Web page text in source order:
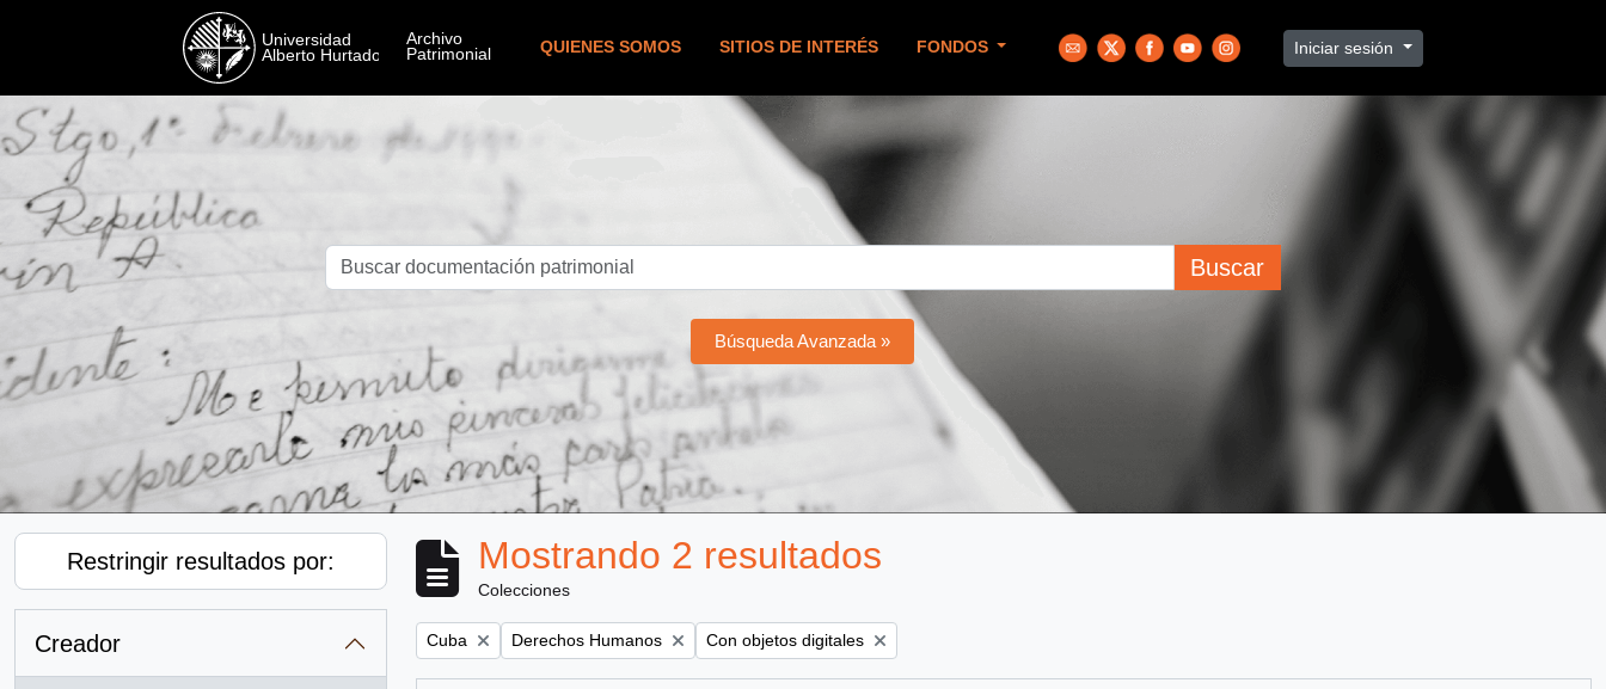
QUIENES SOMOS SITIOS DE INTERÉS FONDOS Iniciar sesión
Buscar
Búsqueda Avanzada »
Restringir resultados por:
Creador
Mostrando 2 resultados
Colecciones
Remove filter:
Cuba Remove filter:
Derechos Humanos Remove filter:
Con objetos digitales